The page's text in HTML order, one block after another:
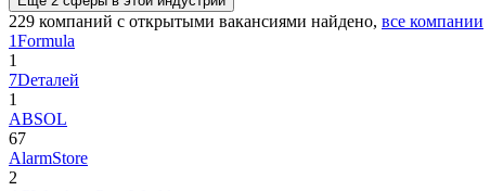
229 компаний с открытыми вакансиями найдено, все компании
1Formula
1
7Dеталей
1
ABSOL
67
AlarmStore
2